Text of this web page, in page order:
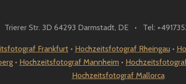
Str. 3D 64293 Darmstadt, DE • Tel:
Frankfurt• Hochzeitsfotograf Rheingau •
• Hochzeitsfotograf Mannheim •
Hochzeitsfotograf Mallorca